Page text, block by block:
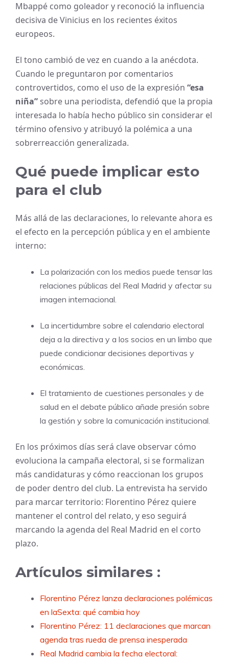
Mbappé como goleador y reconoció la influencia
decisiva de Vinicius en los recientes éxitos
europeos.
El tono cambió de vez en cuando a la anécdota.
Cuando le preguntaron por comentarios
controvertidos, como el uso de la expresión “esa
niña”sobre una periodista, defendió que la propia
interesada lo había hecho público sin considerar el
término ofensivo y atribuyó la polémica a una
sobrerreacción generalizada.
Qué puede implicar esto
para el club
Más allá de las declaraciones, lo relevante ahora es
el efecto en la percepción pública y en el ambiente
interno:
La polarización con los medios puede tensar las
relaciones públicas del Real Madrid y afectar su
imagen internacional.
La incertidumbre sobre el calendario electoral
deja a la directiva y a los socios en un limbo que
puede condicionar decisiones deportivas y
económicas.
El tratamiento de cuestiones personales y de
salud en el debate público añade presión sobre
la gestión y sobre la comunicación institucional.
En los próximos días será clave observar cómo
evoluciona la campaña electoral, si se formalizan
más candidaturas y cómo reaccionan los grupos
de poder dentro del club. La entrevista ha servido
para marcar territorio: Florentino Pérez quiere
mantener el control del relato, y eso seguirá
marcando la agenda del Real Madrid en el corto
plazo.
Artículos similares :
Florentino Pérez lanza declaraciones polémicas
en laSexta: qué cambia hoy
Florentino Pérez: 11 declaraciones que marcan
agenda tras rueda de prensa inesperada
Real Madrid cambia la fecha electoral: